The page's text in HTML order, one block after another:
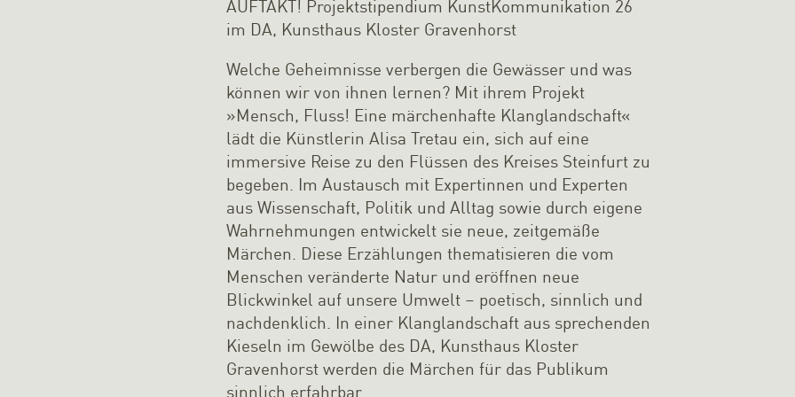
AUFTAKT! Projektstipendium KunstKommunikation 26
im DA, Kunsthaus Kloster Gravenhorst
Welche Geheimnisse verbergen die Gewässer und was
können wir von ihnen lernen? Mit ihrem Projekt
»Mensch, Fluss! Eine märchenhafte Klanglandschaft«
lädt die Künstlerin Alisa Tretau ein, sich auf eine
immersive Reise zu den Flüssen des Kreises Steinfurt zu
begeben. Im Austausch mit Expertinnen und Experten
aus Wissenschaft, Politik und Alltag sowie durch eigene
Wahrnehmungen entwickelt sie neue, zeitgemäße
Märchen. Diese Erzählungen thematisieren die vom
Menschen veränderte Natur und eröffnen neue
Blickwinkel auf unsere Umwelt – poetisch, sinnlich und
nachdenklich. In einer Klanglandschaft aus sprechenden
Kieseln im Gewölbe des DA, Kunsthaus Kloster
Gravenhorst werden die Märchen für das Publikum
sinnlich erfahrbar.